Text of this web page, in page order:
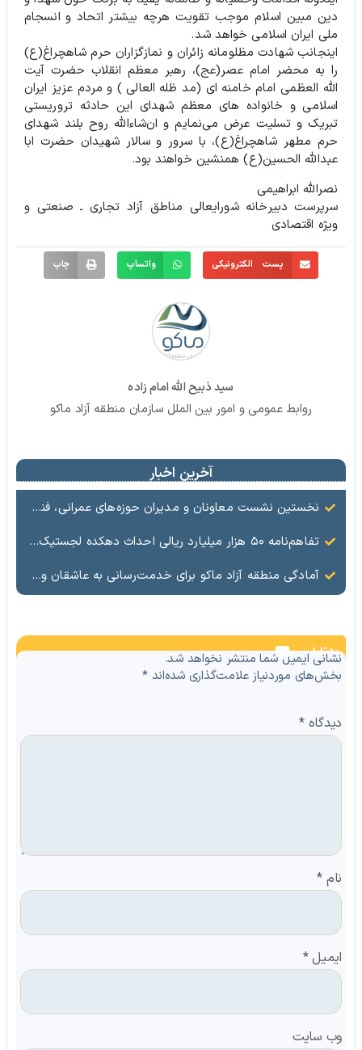
دین مبین اسلام موجب تقویت هرچه بیشتر اتحاد و انسجام
ملی ایران اسلامی خواهد شد.
اینجانب شهادت مظلومانه زائران و نمازگزاران حرم شاهچراغ(ع)
را به محضر امام عصر(عج)، رهبر معظم انقلاب حضرت آیت
الله العظمی امام خامنه ای (مد ظله العالی ) و مردم عزیز ایران
اسلامی و خانواده های معظم شهدای این حادثه تروریستی
تبریک و تسلیت عرض می‌نمایم و ان‌شاءالله روح بلند شهدای
حرم مطهر شاهچراغ(ع)، با سرور و سالار شهیدان حضرت ابا
عبدالله الحسین(ع) همنشین خواهند بود.
نصرالله ابراهیمی
سرپرست دبیرخانه شورایعالی مناطق آزاد تجاری ـ صنعتی و
ویژه اقتصادی
پست الکترونیکی واتساپ چاپ
سید ذبیح الله امام زاده
روابط عمومی و امور بین الملل سازمان منطقه آزاد ماکو
آخرین اخبار
نخستین نشست معاونان و مدیران حوزه‌های عمرانی، فنی، شهرسازی، محیط‌زیست، خدمات شهری و لجستیک ۱۸ منطقه آزاد در سال ۱۴۰۵ برگزار شد
تفاهم‌نامه ۵۰ هزار میلیارد ریالی احداث دهکده لجستیک ماکو امضا شد
آمادگی منطقه آزاد ماکو برای خدمت‌رسانی به عاشقان ولایت در آیین وداع و تشییع قائد امت
نظرات
نشانی ایمیل شما منتشر نخواهد شد.
بخش‌های موردنیاز علامت‌گذاری شده‌اند*
دیدگاه*
نام *
ایمیل*
وب‌ سایت